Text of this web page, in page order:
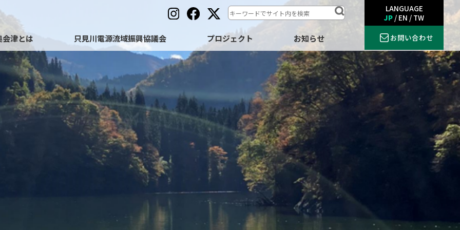
会津とは 只見川電源流域振興協議会 プロジェクト お知らせ
LANGUAGE
JP / EN / TW
お問い合わせ